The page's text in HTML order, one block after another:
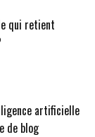
qui retient
artificielle
de blog